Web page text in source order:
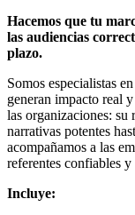
Hacemos que tu
las audiencias
plazo.
Somos especialistas
generan impacto real
las organizaciones: su
narrativas potentes
acompañamos a las
referentes confiables y
Incluye: